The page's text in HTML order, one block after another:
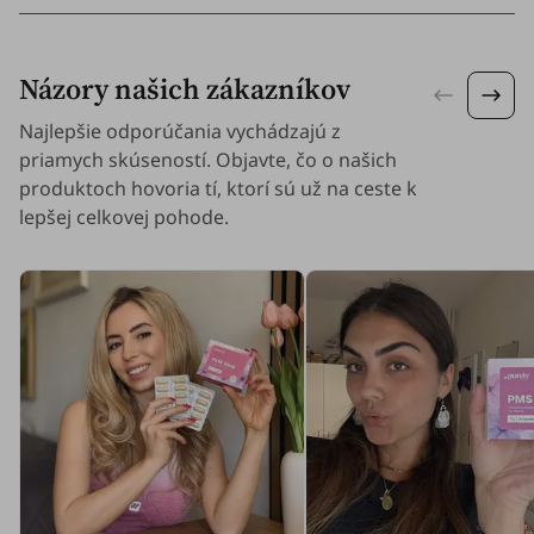
Názory našich zákazníkov
Najlepšie odporúčania vychádzajú z
priamych skúseností. Objavte, čo o našich
produktoch hovoria tí, ktorí sú už na ceste k
lepšej celkovej pohode.